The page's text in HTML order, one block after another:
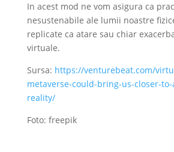
In acest mod ne vom asigura ca
nesustenabile ale lumii noastre
replicate ca atare sau chiar
virtuale.
Sursa: https://venturebeat.com/
metaverse-could-bring-us-closer-
reality/
Foto: freepik